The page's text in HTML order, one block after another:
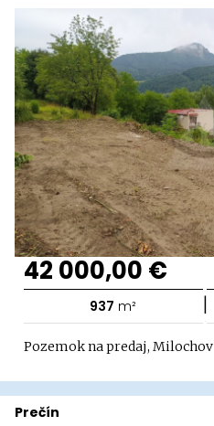
42 000,00 €
937 m² |
Pozemok na predaj, Milochov
Prečín